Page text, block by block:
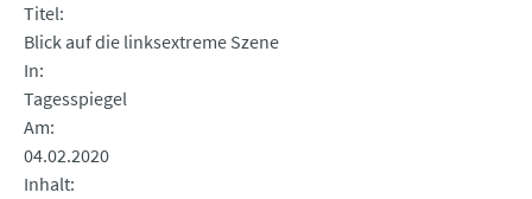
Titel
Blick auf die linksextreme Szene
In
Tagesspiegel
Am
04.02.2020
Inhalt